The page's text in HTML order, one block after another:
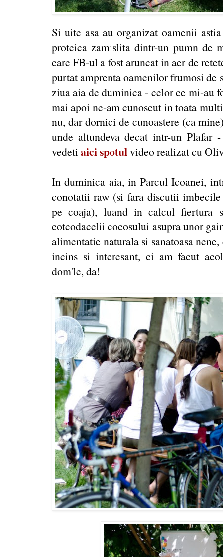
Si uite asa au organizat oamenii
proteica zamislita dintr-un pumn de
care FB-ul a fost aruncat in aer de
purtat amprenta oamenilor frumosi de
ziua aia de duminica - celor ce mi-au
mai apoi ne-am cunoscut in toata
nu, dar dornici de cunoastere (ca
unde altundeva decat intr-un Plafar
vedetiaici spotulvideo realizat cu
In duminica aia, in Parcul Icoanei,
conotatii raw (si fara discutii
pe coaja), luand in calcul fiertura
cotcodacelii cocosului asupra unor
alimentatie naturala si sanatoasa
incins si interesant, ci am facut
dom'le, da!